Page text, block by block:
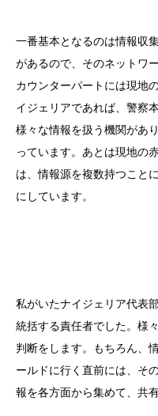
一番基本となるのは情報収
があるので、そのネットワ
カウンターパートには現地
イジェリアであれば、警察
様々な情報を扱う機関があ
っています。あとは現地の
は、情報源を複数持つこと
にしています。
私がいたナイジェリア代表
統括する責任者でした。様
判断をします。もちろん、
ールドに行く直前には、そ
報を各方面から集めて、共有